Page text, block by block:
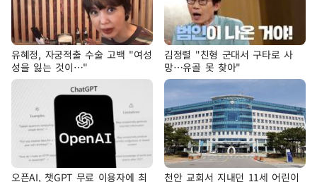
유혜정, 자궁적출 수술 고백 "여성
성을 잃는 것이…"
김정렬 "친형 군대서 구타로 사
망…유골 못 찾아"
오픈AI, 챗GPT 무료 이용자에 최 천안 교회서 지내던 11세 어린이